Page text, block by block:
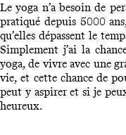
Le yoga n’a besoin de
pratiqué depuis 5000
qu’elles dépassent le
Simplement j’ai la
yoga, de vivre avec une
vie, et cette chance de
peut y aspirer et si je
heureux.